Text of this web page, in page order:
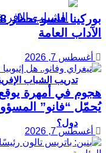
دول؟
الآداب العامة
أغسطس 7, 2026
يُحمّل “فانو”
أغسطس 7, 2026